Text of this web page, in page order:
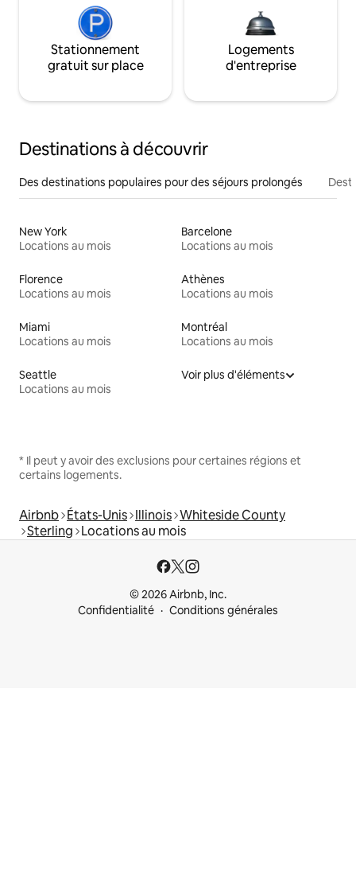
Stationnement
gratuit sur place
Logements
d'entreprise
Destinations à découvrir
Des destinations populaires pour des séjours prolongés
New York
Locations au mois
Barcelone
Locations au mois
Florence
Locations au mois
Athènes
Locations au mois
Miami
Locations au mois
Montréal
Locations au mois
Seattle
Locations au mois
Voir plus d'éléments
* Il peut y avoir des exclusions pour certaines régions et
certains logements.
Airbnb États-Unis Illinois Whiteside County
Sterling Locations au mois
© 2026 Airbnb, Inc.
Confidentialité
Conditions générales